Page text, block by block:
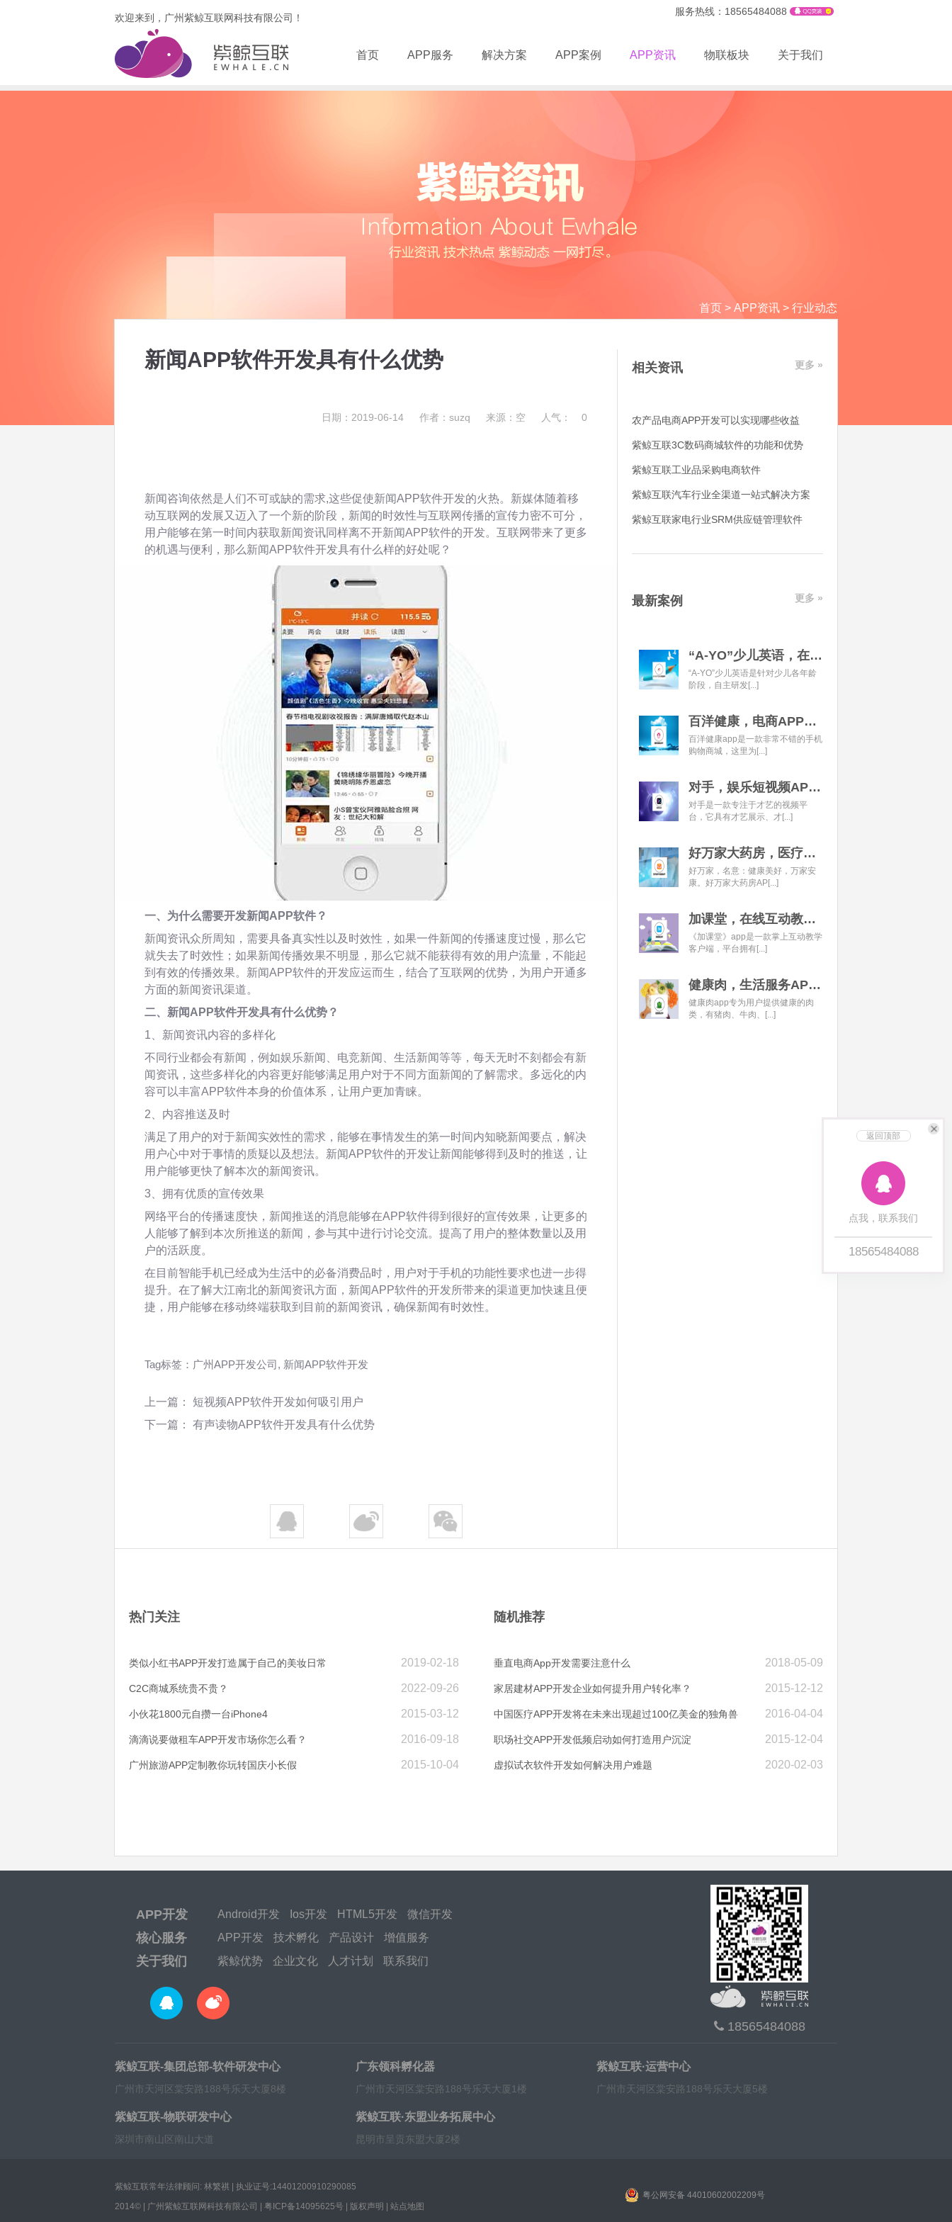
欢迎来到，广州紫鲸互联网科技有限公司！
服务热线：18565484088
首页 APP服务 解决方案 APP案例 APP资讯 物联板块 关于我们
返回顶部
点我，联系我们
18565484088
首页 > APP资讯 > 行业动态
新闻APP软件开发具有什么优势
日期：2019-06-14 作者：suzq 来源：空 人气： 0
新闻咨询依然是人们不可或缺的需求,这些促使新闻APP软件开发的火热。新媒体随着移
动互联网的发展又迈入了一个新的阶段，新闻的时效性与互联网传播的宣传力密不可分，
用户能够在第一时间内获取新闻资讯同样离不开新闻APP软件的开发。互联网带来了更多
的机遇与便利，那么新闻APP软件开发具有什么样的好处呢？
一、为什么需要开发新闻APP软件？
新闻资讯众所周知，需要具备真实性以及时效性，如果一件新闻的传播速度过慢，那么它
就失去了时效性；如果新闻传播效果不明显，那么它就不能获得有效的用户流量，不能起
到有效的传播效果。新闻APP软件的开发应运而生，结合了互联网的优势，为用户开通多
方面的新闻资讯渠道。
二、新闻APP软件开发具有什么优势？
1、新闻资讯内容的多样化
不同行业都会有新闻，例如娱乐新闻、电竞新闻、生活新闻等等，每天无时不刻都会有新
闻资讯，这些多样化的内容更好能够满足用户对于不同方面新闻的了解需求。多远化的内
容可以丰富APP软件本身的价值体系，让用户更加青睐。
2、内容推送及时
满足了用户的对于新闻实效性的需求，能够在事情发生的第一时间内知晓新闻要点，解决
用户心中对于事情的质疑以及想法。新闻APP软件的开发让新闻能够得到及时的推送，让
用户能够更快了解本次的新闻资讯。
3、拥有优质的宣传效果
网络平台的传播速度快，新闻推送的消息能够在APP软件得到很好的宣传效果，让更多的
人能够了解到本次所推送的新闻，参与其中进行讨论交流。提高了用户的整体数量以及用
户的活跃度。
在目前智能手机已经成为生活中的必备消费品时，用户对于手机的功能性要求也进一步得
提升。在了解大江南北的新闻资讯方面，新闻APP软件的开发所带来的渠道更加快速且便
捷，用户能够在移动终端获取到目前的新闻资讯，确保新闻有时效性。
Tag标签： 广州APP开发公司 , 新闻APP软件开发
上一篇： 短视频APP软件开发如何吸引用户
下一篇： 有声读物APP软件开发具有什么优势
相关资讯 更多 »
农产品电商APP开发可以实现哪些收益
紫鲸互联3C数码商城软件的功能和优势
紫鲸互联工业品采购电商软件
紫鲸互联汽车行业全渠道一站式解决方案
紫鲸互联家电行业SRM供应链管理软件
最新案例 更多 »
“A-YO”少儿英语，在线语言学习平台开发经典案例
“A-YO”少儿英语是针对少儿各年龄
阶段，自主研发[...]
百洋健康，电商APP开发经典案例
百洋健康app是一款非常不错的手机
购物商城，这里为[...]
对手，娱乐短视频APP开发经典案例
对手是一款专注于才艺的视频平
台，它具有才艺展示、才[...]
好万家大药房，医疗健康APP开发经典案例
好万家，名意：健康美好，万家安
康。好万家大药房AP[...]
加课堂，在线互动教育APP经典案例
《加课堂》app是一款掌上互动教学
客户端，平台拥有[...]
健康肉，生活服务APP开发经典案例
健康肉app专为用户提供健康的肉
类，有猪肉、牛肉、[...]
热门关注
2019-02-18
类似小红书APP开发打造属于自己的美妆日常
2022-09-26
C2C商城系统贵不贵？
2015-03-12
小伙花1800元自攒一台iPhone4
2016-09-18
滴滴说要做租车APP开发市场你怎么看？
2015-10-04
广州旅游APP定制教你玩转国庆小长假
随机推荐
2018-05-09
垂直电商App开发需要注意什么
2015-12-12
家居建材APP开发企业如何提升用户转化率？
2016-04-04
中国医疗APP开发将在未来出现超过100亿美金的独角兽
2015-12-04
职场社交APP开发低频启动如何打造用户沉淀
2020-02-03
虚拟试衣软件开发如何解决用户难题
APP开发 Android开发 Ios开发 HTML5开发 微信开发
核心服务 APP开发 技术孵化 产品设计 增值服务
关于我们 紫鲸优势 企业文化 人才计划 联系我们
18565484088
紫鲸互联-集团总部-软件研发中心
广州市天河区棠安路188号乐天大厦8楼
广东领科孵化器
广州市天河区棠安路188号乐天大厦1楼
紫鲸互联·运营中心
广州市天河区棠安路188号乐天大厦5楼
紫鲸互联-物联研发中心
深圳市南山区南山大道
紫鲸互联·东盟业务拓展中心
昆明市呈贡东盟大厦2楼
紫鲸互联常年法律顾问: 林繁祺 | 执业证号:14401200910290085
2014© | 广州紫鲸互联网科技有限公司 | 粤ICP备14095625号 版权声明 站点地图
粤公网安备 44010602002209号